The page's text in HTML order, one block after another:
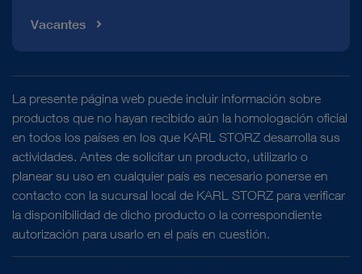
Vacantes
La presente página web puede incluir información sobre
productos que no hayan recibido aún la homologación oficial
en todos los países en los que KARL STORZ desarrolla sus
actividades. Antes de solicitar un producto, utilizarlo o
planear su uso en cualquier país es necesario ponerse en
contacto con la sucursal local de KARL STORZ para verificar
la disponibilidad de dicho producto o la correspondiente
autorización para usarlo en el país en cuestión.